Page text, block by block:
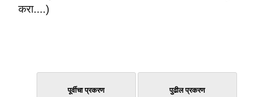
करा....)
पूर्वीचा प्रकरण पुढील प्रकरण